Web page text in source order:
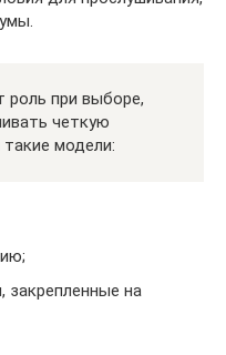
роль при выборе,
четкую
модели:
закрепленные на